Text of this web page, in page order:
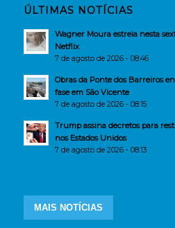
ÚLTIMAS NOTÍCIAS
Wagner Moura estreia nesta
Netflix
7 de agosto de 2026 - 08:46
Obras da Ponte dos Barreiros
fase em São Vicente
7 de agosto de 2026 - 08:15
Trump assina decretos para
nos Estados Unidos
7 de agosto de 2026 - 08:13
MAIS NOTÍCIAS